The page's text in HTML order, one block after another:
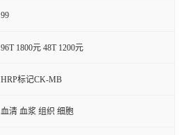
99
96T 1800元 48T 1200元
HRP标记CK-MB
血清 血浆 组织 细胞